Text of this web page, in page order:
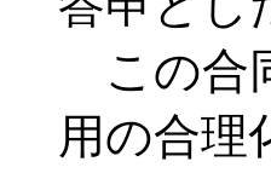
この合
用の合理